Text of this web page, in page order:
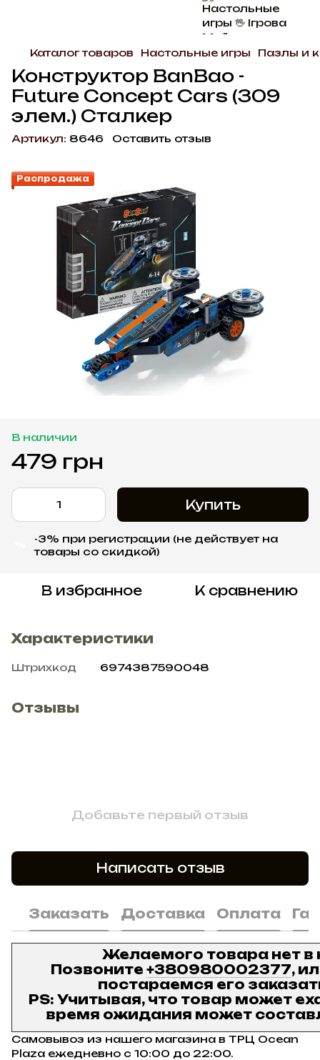
Каталог товаров Настольные игры Пазлы и
Конструктор BanBao -
Future Concept Cars (309
элем.) Сталкер
Артикул: 8646 Оставить отзыв
Распродажа
В наличии
479 грн
Купить
-3% при регистрации (не действует на
товары со скидкой)
В избранное К сравнению
Характеристики
Штрихкод 6974387590048
Отзывы
Добавьте первый отзыв
Написать отзыв
Заказать Доставка Оплата
Желаемого товара нет в
Позвоните +380980002377,
постараемся его
PS: Учитывая, что товар может
время ожидания может
Самовывоз из нашего магазина в ТРЦ Ocean
Plaza ежедневно с 10:00 до 22:00.